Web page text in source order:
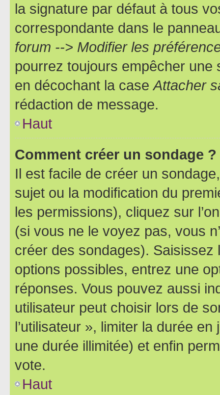
la signature par défaut à tous
correspondante dans le
forum --> Modifier les
pourrez toujours empêcher une
en décochant la caseAttacher
rédaction de message.
Haut
Comment créer un sondage ?
Il est facile de créer un
sujet ou la modification du
les permissions), cliquez sur
(si vous ne le voyez pas, vous
créer des sondages).
options possibles, entrez une
réponses. Vous pouvez aussi
utilisateur peut choisir lors de
l’utilisateur », limiter la durée
une durée illimitée) et enfin
vote.
Haut